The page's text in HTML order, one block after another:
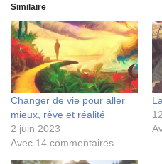
Similaire
Changer de vie pour aller
mieux, rêve et réalité
2 juin 2023
Avec 14 commentaires